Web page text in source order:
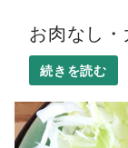
お肉なし